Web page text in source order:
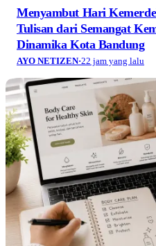
Menyambut Hari
Tulisan dari Semangat
Dinamika Kota Bandung
AYO NETIZEN·22 jam yang lalu